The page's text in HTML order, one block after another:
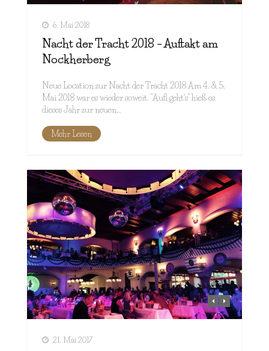
6. Mai 2018
Nacht der Tracht 2018 – Auftakt am
Nockherberg
Neue Location zur Nacht der Tracht 2018 Am 4. & 5.
Mai 2018 war es wieder soweit. "Aufi geht´s" hieß es
dieses Jahr zur neuen…
Mehr Lesen
21. Mai 2017